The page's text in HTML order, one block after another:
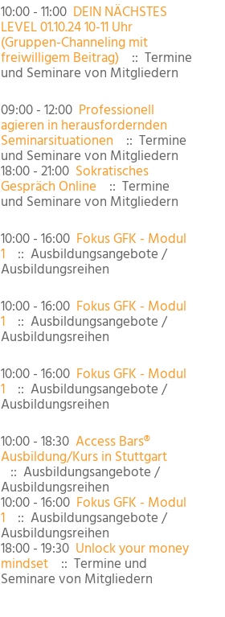
10:00 - 11:00 DEIN NÄCHSTES
LEVEL 01.10.24 10-11 Uhr
(Gruppen-Channeling mit
freiwilligem Beitrag) :: Termine
und Seminare von Mitgliedern
09:00 - 12:00 Professionell
agieren in herausfordernden
Seminarsituationen :: Termine
und Seminare von Mitgliedern
18:00 - 21:00 Sokratisches
Gespräch Online :: Termine
und Seminare von Mitgliedern
10:00 - 16:00 Fokus GFK - Modul
1 :: Ausbildungsangebote /
Ausbildungsreihen
10:00 - 16:00 Fokus GFK - Modul
1 :: Ausbildungsangebote /
Ausbildungsreihen
10:00 - 16:00 Fokus GFK - Modul
1 :: Ausbildungsangebote /
Ausbildungsreihen
10:00 - 18:30 Access Bars®
Ausbildung/Kurs in Stuttgart
:: Ausbildungsangebote /
Ausbildungsreihen
10:00 - 16:00 Fokus GFK - Modul
1 :: Ausbildungsangebote /
Ausbildungsreihen
18:00 - 19:30 Unlock your money
mindset :: Termine und
Seminare von Mitgliedern